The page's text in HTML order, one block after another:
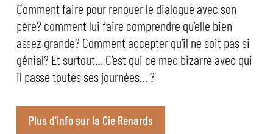
Comment faire pour renouer le dialogue avec son
père? comment lui faire comprendre qu’elle bien
assez grande? Comment accepter qu’il ne soit pas si
génial? Et surtout… C’est qui ce mec bizarre avec qui
il passe toutes ses journées… ?
Plus d'info sur la Cie Renards